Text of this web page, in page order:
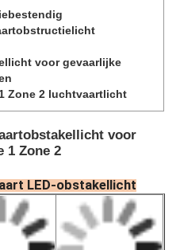
voor gevaarlijke
Zone 2 luchtvaartlicht
voor
1 Zone 2
LED-obstakellicht